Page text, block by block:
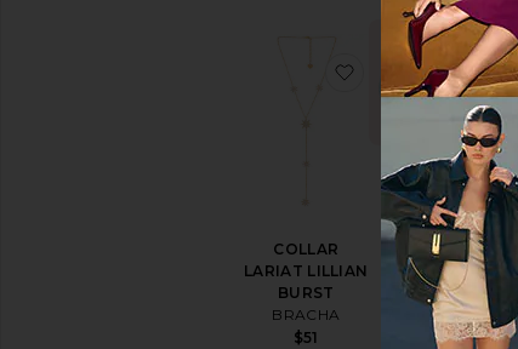
COLLAR
LARIAT LILLIAN
BURST
BRACHA
$51
favoritoCOLLAR
AHORA!
Vendido 8 veces en
las últimas 48 horas
COLLAR
TERADA
Casa Clara
$72